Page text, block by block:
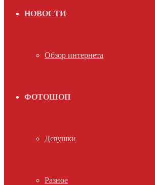
НОВОСТИ
Обзор интернета
ФОТОШОП
Девушки
Разное